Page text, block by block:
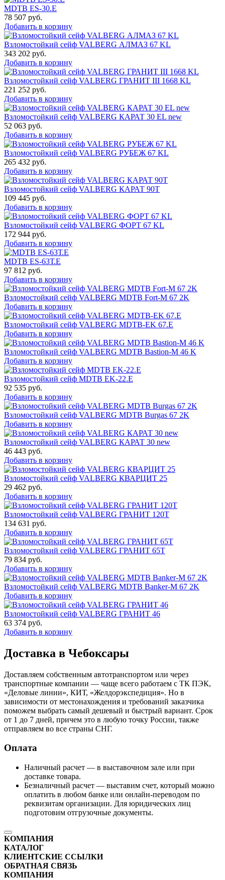
MDTB ES-30.Е
78 507 руб.
Добавить в корзину
Взломостойкий сейф VALBERG АЛМАЗ 67 KL
343 202 руб.
Добавить в корзину
Взломостойкий сейф VALBERG ГРАНИТ III 1668 KL
221 252 руб.
Добавить в корзину
Взломостойкий сейф VALBERG КАРАТ 30 EL new
52 063 руб.
Добавить в корзину
Взломостойкий сейф VALBERG РУБЕЖ 67 KL
265 432 руб.
Добавить в корзину
Взломостойкий сейф VALBERG КАРАТ 90T
109 445 руб.
Добавить в корзину
Взломостойкий сейф VALBERG ФОРТ 67 KL
172 944 руб.
Добавить в корзину
MDTB ES-63Т.Е
97 812 руб.
Добавить в корзину
Взломостойкий сейф VALBERG MDTB Fort-M 67 2K
Добавить в корзину
Взломостойкий сейф VALBERG MDTB-EK 67.E
Добавить в корзину
Взломостойкий сейф VALBERG MDTB Bastion-M 46 K
Добавить в корзину
Взломостойкий сейф MDTB EK-22.E
92 535 руб.
Добавить в корзину
Взломостойкий сейф VALBERG MDTB Burgas 67 2K
Добавить в корзину
Взломостойкий сейф VALBERG КАРАТ 30 new
46 443 руб.
Добавить в корзину
Взломостойкий сейф VALBERG КВАРЦИТ 25
29 462 руб.
Добавить в корзину
Взломостойкий сейф VALBERG ГРАНИТ 120Т
134 631 руб.
Добавить в корзину
Взломостойкий сейф VALBERG ГРАНИТ 65Т
79 834 руб.
Добавить в корзину
Взломостойкий сейф VALBERG MDTB Banker-M 67 2K
Добавить в корзину
Взломостойкий сейф VALBERG ГРАНИТ 46
63 374 руб.
Добавить в корзину
Доставка в Чебоксары
Доставляем собственным автотранспортом или через
транспортные компании — чаще всего работаем с ТК ПЭК,
«Деловые линии», КИТ, «Желдорэкспедиция». Но в
зависимости от местонахождения и требований заказчика
поможем выбрать самый дешевый и быстрый вариант. Срок
от 1 до 7 дней, причем это в любую точку России, также
отправляем во все страны СНГ.
Оплата
Наличный расчет — в выставочном зале или при
доставке товара.
Безналичный расчет — выставим счет, который можно
оплатить в любом банке или онлайн-переводом по
реквизитам организации. Для юридических лиц
подготовим отгрузочные документы.
КОМПАНИЯ
КАТАЛОГ
КЛИЕНТСКИЕ ССЫЛКИ
ОБРАТНАЯ СВЯЗЬ
КОМПАНИЯ